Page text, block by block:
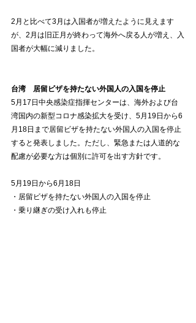
2月と比べて3月は入国者が増えたように見えます
が、2月は旧正月が終わって海外へ戻る人が増え、入
国者が大幅に減りました。
台湾　居留ビザを持たない外国人の入国を停止
5月17日中央感染症指揮センターは、海外および台
湾国内の新型コロナ感染拡大を受け、5月19日から6
月18日まで居留ビザを持たない外国人の入国を停止
すると発表しました。ただし、緊急または人道的な
配慮が必要な方は個別に許可を出す方針です。
5月19日から6月18日
・居留ビザを持たない外国人の入国を停止
・乗り継ぎの受け入れも停止